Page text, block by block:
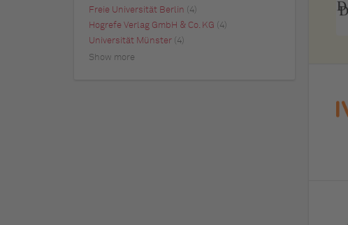
Freie Universität Berlin (4)
Hogrefe Verlag GmbH & Co. KG (4)
Universität Münster
(4)
Show more